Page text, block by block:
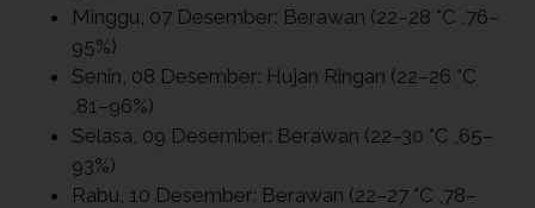
Minggu, 07 Desember: Berawan (22–28 °C ,76–
95%)
Senin, 08 Desember: Hujan Ringan (22–26 °C
,81–96%)
Selasa, 09 Desember: Berawan (22–30 °C ,65–
93%)
Rabu, 10 Desember: Berawan (22–27 °C ,78–